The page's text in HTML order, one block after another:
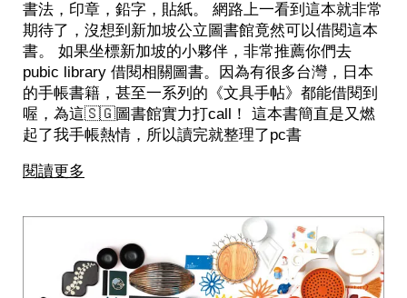
書法，印章，鉛字，貼紙。 網路上一看到這本就非常
期待了，沒想到新加坡公立圖書館竟然可以借閱這本
書。 如果坐標新加坡的小夥伴，非常推薦你們去
pubic library 借閱相關圖書。因為有很多台灣，日本
的手帳書籍，甚至一系列的《文具手帖》都能借閱到
喔，為這🇸🇬圖書館實力打call！ 這本書簡直是又燃
起了我手帳熱情，所以讀完就整理了pc書
閱讀更多